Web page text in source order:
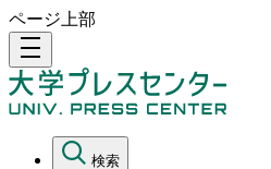
ページ上部
density_medium
検索